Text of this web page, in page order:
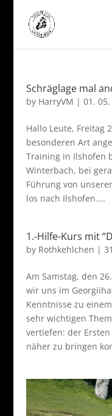
Schräglage mal
by HarryVM | 01.
Hallo Leute, Freitag
besonderen Art
Training in Ilshofen
Winterbach, bei
Führung von
los nach Ilshofen....
1.-Hilfe-Kurs mit
by Rothkehlchen |
Am Samstag, den
wir uns im
Kenntnisse zu
sehr wichtigen
vertiefen: der
näher zu bringen